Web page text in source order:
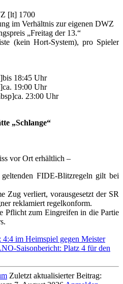
[lt] 1700
im Verhältnis zur eigenen DWZ
„Freitag der 13.“
(kein Hort-System), pro Spieler
18:45 Uhr
19:00 Uhr
23:00 Uhr
„Schlange“
vor Ort erhältlich –
FIDE-Blitzregeln gilt bei
Zug verliert, vorausgesetzt der SR
reklamiert regelkonform.
Pflicht zum Eingreifen in die Partie
im Heimspiel gegen Meister
Saisonbericht: Platz 4 für den
Zuletzt aktualisierter Beitrag: